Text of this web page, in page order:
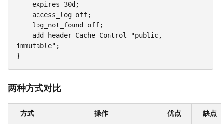
immutable";
}
两种方式对比
方式 操作 优点 缺点